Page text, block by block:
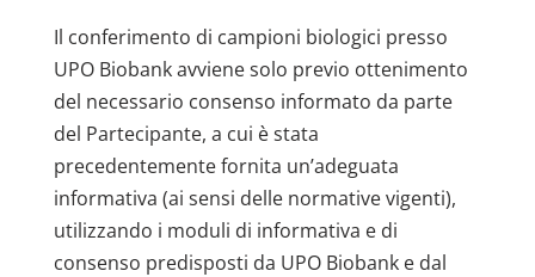
Il conferimento di campioni biologici presso
UPO Biobank avviene solo previo ottenimento
del necessario consenso informato da parte
del Partecipante, a cui è stata
precedentemente fornita un’adeguata
informativa (ai sensi delle normative vigenti),
utilizzando i moduli di informativa e di
consenso predisposti da UPO Biobank e dal